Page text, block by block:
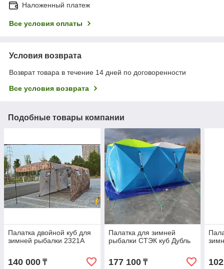
Наложенный платеж
Все условия оплаты
Условия возврата
Возврат товара в течение 14 дней по договоренности
Все условия возврата
Подобные товары компании
Палатка двойной куб для
зимней рыбалки 2321А
140 000 ₸
Палатка для зимней
рыбалки СТЭК куб Дубль
177 100₸